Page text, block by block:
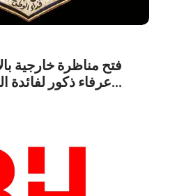
فتح مناظرة خارجية
عرفاء ذكور لفائدة الوحدات الحدودية...